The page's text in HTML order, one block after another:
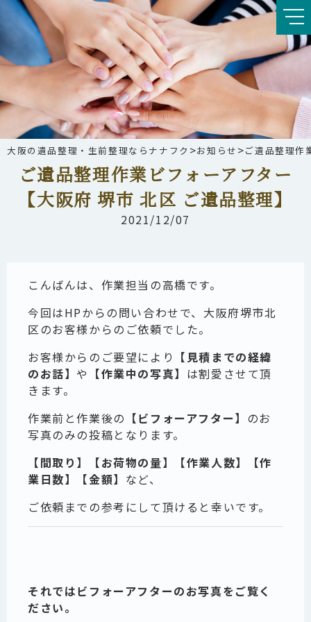
大阪の遺品整理・生前整理ならナナフク >お知らせ >ご遺品整理作
ご遺品整理作業ビフォーアフター
【大阪府 堺市 北区 ご遺品整理】
2021/12/07
こんばんは、作業担当の高橋です。
今回はHPからの問い合わせで、大阪府堺市北
区のお客様からのご依頼でした。
お客様からのご要望により 【見積までの経緯
のお話】や 【作業中の写真】 は割愛させて頂
きます。
作業前と作業後の 【ビフォーアフター】 のお
写真のみの投稿となります。
【間取り】【お荷物の量】【作業人数】【作
業日数】【金額】 など、
ご依頼までの参考にして頂けると幸いです。
それではビフォーアフターのお写真をご覧く
ださい。